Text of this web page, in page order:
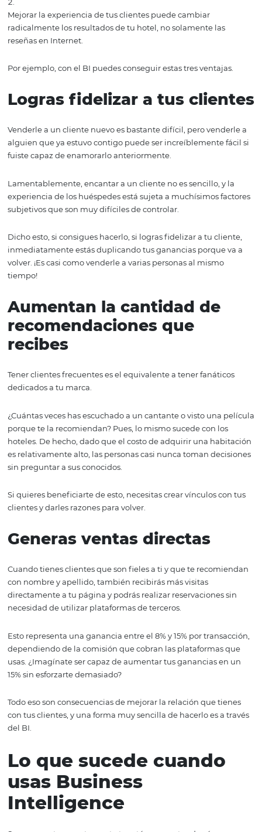
A lo mejor estás pensando que no es necesario que lo
pero, especialmente si eres un hotel pequeño, quizás
un poco mejor.
Primero que nada, hay dos errores en ese pensamiento:
El Business Intelligence ya no es un lujo, es una
Mejorar la experiencia de tus clientes puede cambiar
radicalmente los resultados de tu hotel, no solamente
Por ejemplo, con el BI puedes conseguir estas tres
Logras fidelizar a tus
Venderle a un cliente nuevo es bastante difícil, pero
alguien que ya estuvo contigo puede ser
Lamentablemente, encantar a un cliente no es sencillo,
subjetivos que son muy difíciles de controlar.
Dicho esto, si consigues hacerlo, si logras fidelizar a tu
inmediatamente estás duplicando tus ganancias
tiempo!
Aumentan la cantidad de
recomendaciones que
recibes
dedicados a tu marca.
¿Cuántas veces has escuchado a un cantante o visto
hoteles. De hecho, dado que el costo de adquirir una
es relativamente alto, las personas casi nunca toman
sin preguntar a sus conocidos.
Si quieres beneficiarte de esto, necesitas crear vínculos
clientes y darles razones para volver.
Generas ventas directas